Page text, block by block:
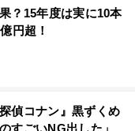
？15年度は実に10本
円超！
偵コナン』黒ずくめ